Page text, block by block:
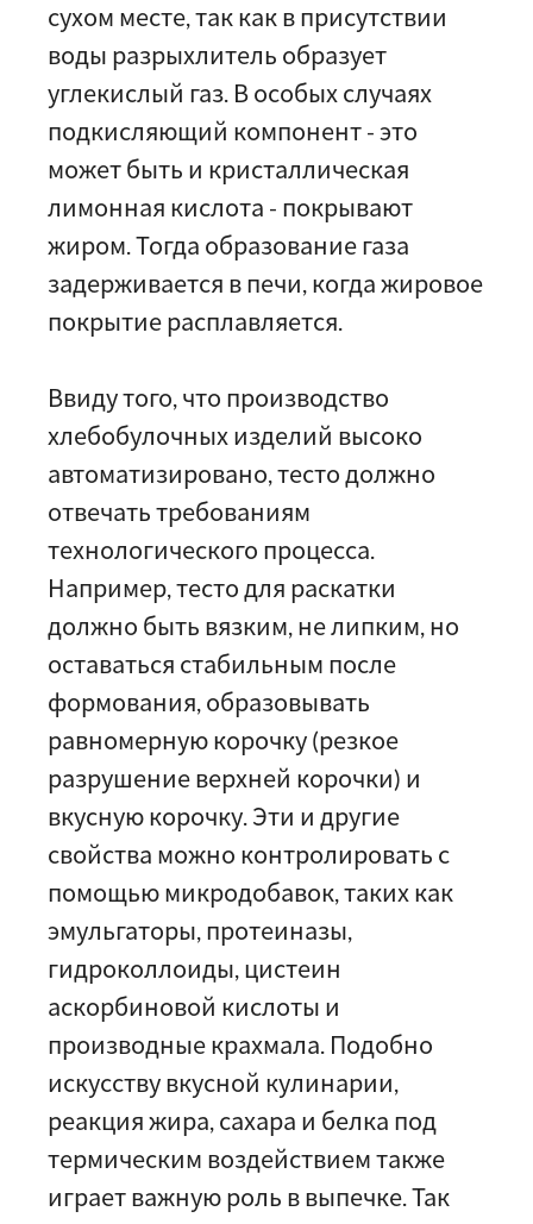
сухом месте, так как в присутствии
воды разрыхлитель образует
углекислый газ. В особых случаях
подкисляющий компонент - это
может быть и кристаллическая
лимонная кислота - покрывают
жиром. Тогда образование газа
задерживается в печи, когда жировое
покрытие расплавляется.
Ввиду того, что производство
хлебобулочных изделий высоко
автоматизировано, тесто должно
отвечать требованиям
технологического процесса.
Например, тесто для раскатки
должно быть вязким, не липким, но
оставаться стабильным после
формования, образовывать
равномерную корочку (резкое
разрушение верхней корочки) и
вкусную корочку. Эти и другие
свойства можно контролировать с
помощью микродобавок, таких как
эмульгаторы, протеиназы,
гидроколлоиды, цистеин
аскорбиновой кислоты и
производные крахмала. Подобно
искусству вкусной кулинарии,
реакция жира, сахара и белка под
термическим воздействием также
играет важную роль в выпечке. Так